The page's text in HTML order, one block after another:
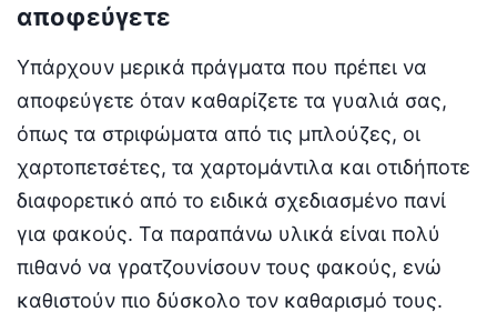
αποφεύγετε
Υπάρχουν μερικά πράγματα που πρέπει να
αποφεύγετε όταν καθαρίζετε τα γυαλιά σας,
όπως τα στριφώματα από τις μπλούζες, οι
χαρτοπετσέτες, τα χαρτομάντιλα και οτιδήποτε
διαφορετικό από το ειδικά σχεδιασμένο πανί
για φακούς. Τα παραπάνω υλικά είναι πολύ
πιθανό να γρατζουνίσουν τους φακούς, ενώ
καθιστούν πιο δύσκολο τον καθαρισμό τους.